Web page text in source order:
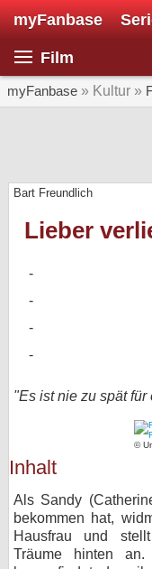
myFanbase
Film
myFanbase » Kultur »
Bart Freundlich
Lieber
"Es ist nie zu spät
©
Inhalt
Als Sandy
bekommen hat,
Hausfrau und
Träume hinten